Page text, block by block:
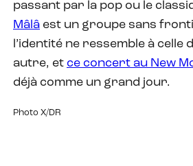
passant par la pop ou le
Mâlâ est un groupe sans
l’identité ne ressemble à celle
autre, et ce concert au New
déjà comme un grand jour.
Photo X/DR